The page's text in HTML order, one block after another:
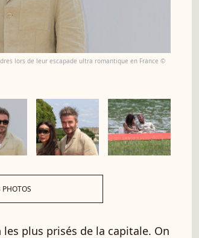
lors de leur escapade ultra romantique en France ©
PHOTOS
plus prisés de la capitale. On